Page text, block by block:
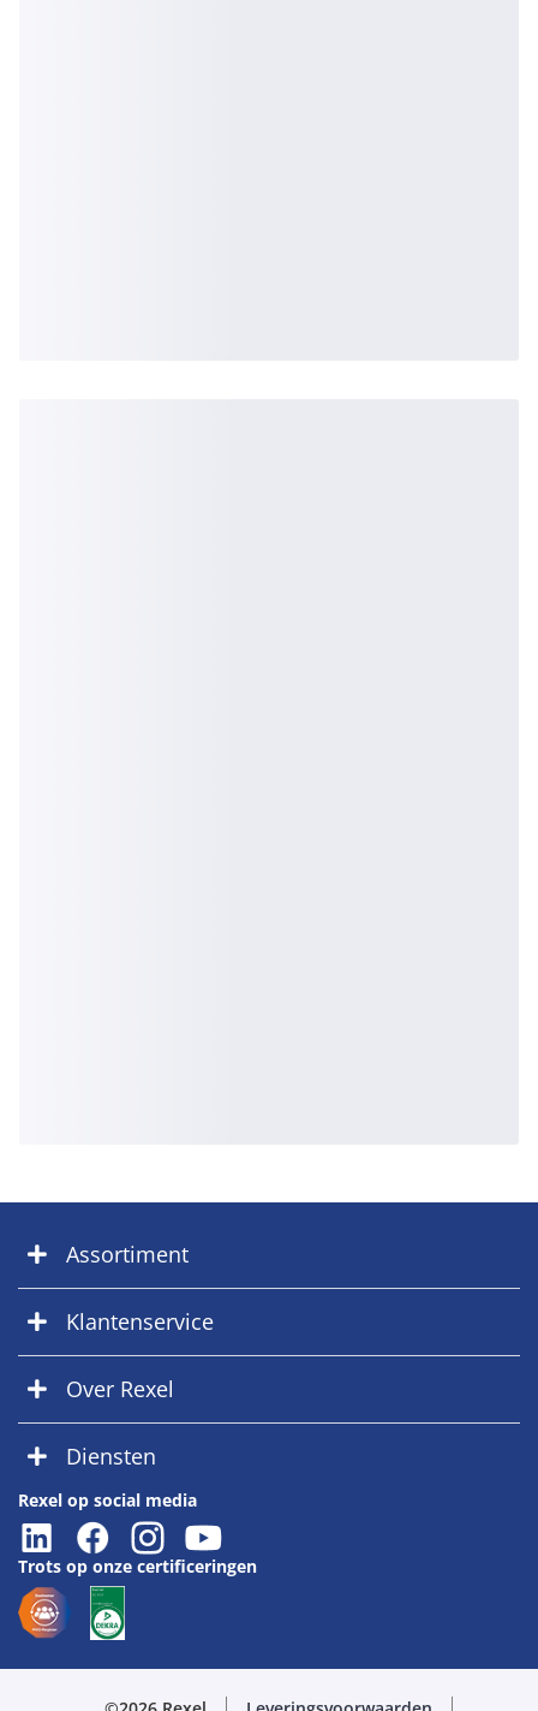
Assortiment
Klantenservice
Over Rexel
Diensten
Rexel op social media
Trots op onze certificeringen